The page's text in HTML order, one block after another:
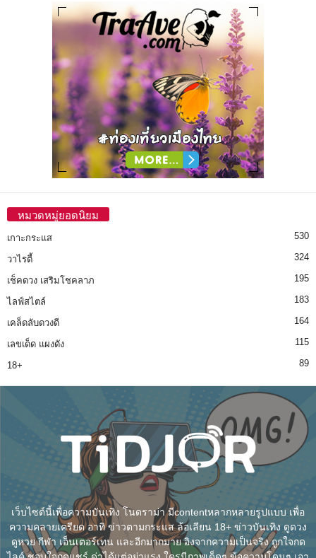
หมวดหมู่ยอดนิยม
เกาะกระแส 530
วาไรตี้ 324
เช็คดวง เสริมโชคลาภ 195
ไลฟ์สไตล์ 183
เคล็ดลับดวงดี 164
เลขเด็ด แผงดัง 115
18+ 89
เว็บไซต์นี้เพื่อความบันเทิง โนดราม่า มีcontentหลากหลายรูปแบบ เพื่อ
ความคลายเครียด อาทิ ข่าวตามกระแส ล้อเลียน 18+ ข่าวบันเทิง ดูดวง
ดูหวย กีฬา เอ็นเตอร์เทน และอีกมากมาย อิงจากความเป็นจริง ถูกใจกด